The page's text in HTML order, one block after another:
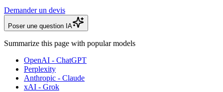
Demander un devis
Poser une question IA
Summarize this page with popular models
OpenAI - ChatGPT
Perplexity
Anthropic - Claude
xAI - Grok